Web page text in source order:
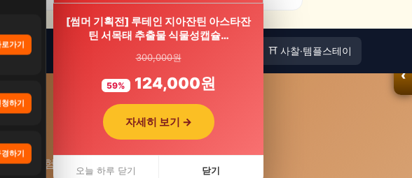
‹
⛩️ 사찰·템플스테이
찰 체험·후기. · 최저가콜
로가기
하기
경하기
[썸머 기획전] 루테인 지아잔틴 아스타잔
틴 서목태 추출물 식물성캡슐…
300,000원
59% 124,000원
자세히 보기 →
오늘 하루 닫기 닫기